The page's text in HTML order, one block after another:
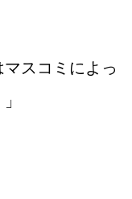
スコミによっ